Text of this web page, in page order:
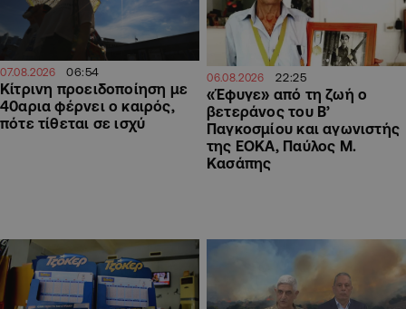
07.08.2026 06:54
Κίτρινη προειδοποίηση με
40αρια φέρνει ο καιρός,
πότε τίθεται σε ισχύ
06.08.2026 22:25
«Έφυγε» από τη ζωή ο
βετεράνος του Β’
Παγκοσμίου και αγωνιστής
της ΕΟΚΑ, Παύλος Μ.
Κασάπης